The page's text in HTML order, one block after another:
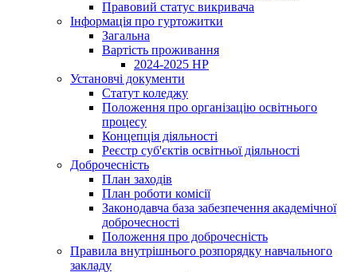
Правовий статус викривача
Інформація про гуртожитки
Загальна
Вартість проживання
2024-2025 НР
Установчі документи
Статут коледжу
Положення про організацію освітнього
процесу
Концепція діяльності
Реєстр суб'єктів освітньої діяльності
Доброчесність
План заходів
План роботи комісії
Законодавча база забезпечення академічної
доброчесності
Положення про доброчесність
Правила внутрішнього розпорядку навчального
закладу